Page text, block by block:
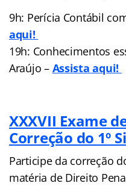
9h: Perícia Contábil
aqui!
19h: Conhecimentos
Araújo – Assista aqui!
XXXVII Exame
Correção do 1º
Participe da correção
matéria de Direito